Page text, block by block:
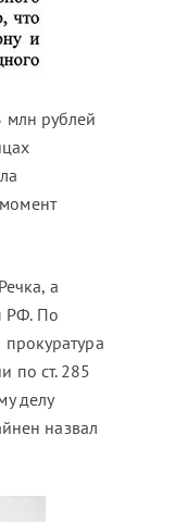
млн рублей
а
РФ. По
по ст. 285
делу
назвал